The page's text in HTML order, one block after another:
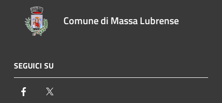
Comune di Massa Lubrense
SEGUICI SU
Facebook